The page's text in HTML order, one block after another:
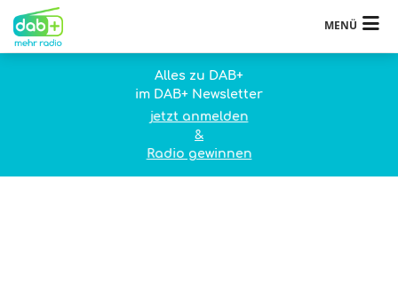
MENÜ
Alles zu DAB+
im DAB+ Newsletter
jetzt anmelden
&
Radio gewinnen